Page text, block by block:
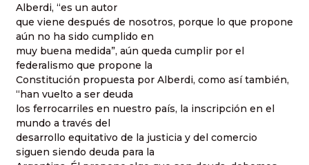
Alberdi, “es un autor
que viene después de nosotros, porque lo que propone
aún no ha sido cumplido en
muy buena medida”, aún queda cumplir por el
federalismo que propone la
Constitución propuesta por Alberdi, como así también,
“han vuelto a ser deuda
los ferrocarriles en nuestro país, la inscripción en el
mundo a través del
desarrollo equitativo de la justicia y del comercio
siguen siendo deuda para la